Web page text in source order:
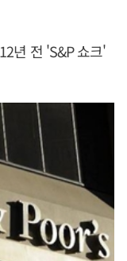
년 전 'S&P 쇼크'